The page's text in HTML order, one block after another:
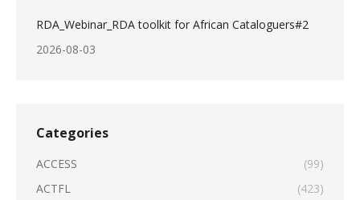
RDA_Webinar_RDA toolkit for African Cataloguers#2
2026-08-03
Categories
ACCESS
(99)
ACTFL
(423)